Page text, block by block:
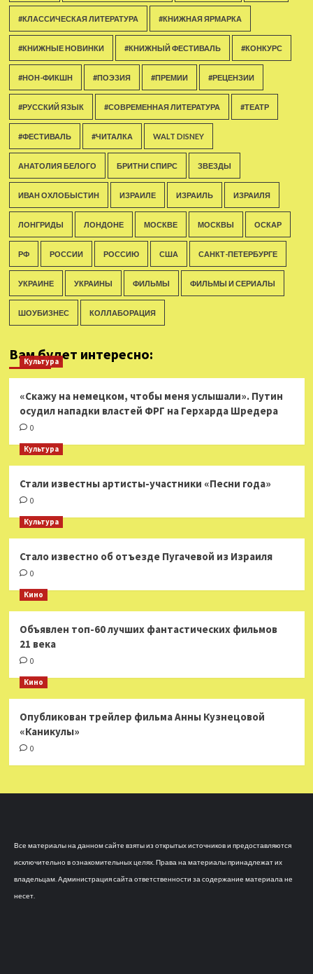
#КЛАССИЧЕСКАЯ ЛИТЕРАТУРА #КНИЖНАЯ ЯРМАРКА
#КНИЖНЫЕ НОВИНКИ #КНИЖНЫЙ ФЕСТИВАЛЬ #КОНКУРС
#НОН-ФИКШН #ПОЭЗИЯ #ПРЕМИИ #РЕЦЕНЗИИ
#РУССКИЙ ЯЗЫК #СОВРЕМЕННАЯ ЛИТЕРАТУРА #ТЕАТР
#ФЕСТИВАЛЬ #ЧИТАЛКА WALT DISNEY
АНАТОЛИЯ БЕЛОГО БРИТНИ СПИРС ЗВЕЗДЫ
ИВАН ОХЛОБЫСТИН ИЗРАИЛЕ ИЗРАИЛЬ ИЗРАИЛЯ
ЛОНГРИДЫ ЛОНДОНЕ МОСКВЕ МОСКВЫ ОСКАР
РФ РОССИИ РОССИЮ США САНКТ-ПЕТЕРБУРГЕ
УКРАИНЕ УКРАИНЫ ФИЛЬМЫ ФИЛЬМЫ И СЕРИАЛЫ
ШОУБИЗНЕС КОЛЛАБОРАЦИЯ
Вам будет интересно:
Культура
«Скажу на немецком, чтобы меня услышали». Путин
осудил нападки властей ФРГ на Герхарда Шредера
0
Культура
Стали известны артисты-участники «Песни года»
0
Культура
Стало известно об отъезде Пугачевой из Израиля
0
Кино
Объявлен топ-60 лучших фантастических фильмов
21 века
0
Кино
Опубликован трейлер фильма Анны Кузнецовой
«Каникулы»
0
Все материалы на данном сайте взяты из открытых источников и предоставляются
исключительно в ознакомительных целях. Права на материалы принадлежат их
владельцам. Администрация сайта ответственности за содержание материала не
несет.